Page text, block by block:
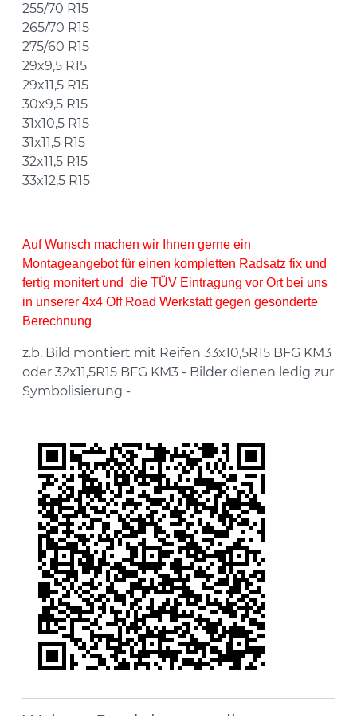
255/70 R15
265/70 R15
275/60 R15
29x9,5 R15
29x11,5 R15
30x9,5 R15
31x10,5 R15
31x11,5 R15
32x11,5 R15
33x12,5 R15
Auf Wunsch machen wir Ihnen gerne ein
Montageangebotfür einen kompletten Radsatz fix und
fertig monitert und die TÜV Eintragung vor Ort bei uns
in unserer 4x4 Off Road Werkstatt gegen gesonderte
Berechnung
z.b. Bild montiert mit Reifen 33x10,5R15 BFG KM3
oder 32x11,5R15 BFG KM3 - Bilder dienen ledig zur
Symbolisierung -